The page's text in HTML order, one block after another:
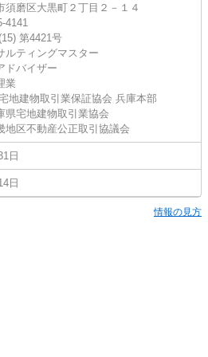
須磨区大黒町２丁目２－１４
4141
第4421号
ルティングマスター
ドバイザー
業
地建物取引業保証協会 兵庫本部
県宅地建物取引業協会
地区不動産公正取引協議会
日
日
情報の見方